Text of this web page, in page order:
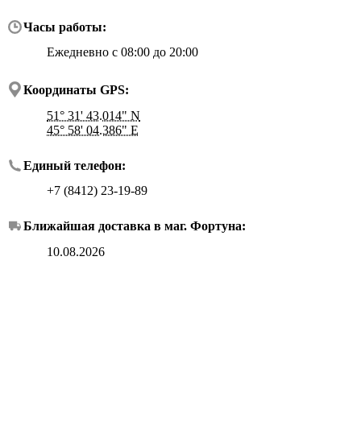
Часы работы:
Ежедневно с 08:00 до 20:00
Координаты GPS:
51° 31' 43.014" N
45° 58' 04.386" E
Единый телефон:
+7 (8412) 23-19-89
Ближайшая доставка в маг. Фортуна:
10.08.2026